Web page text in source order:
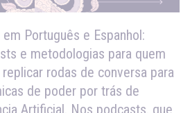
Português e Espanhol:
e metodologias para quem
rodas de conversa para
de poder por trás de
Artificial. Nos podcasts, que